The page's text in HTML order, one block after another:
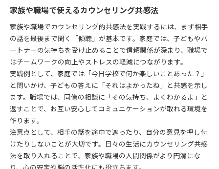
家族や職場で使えるカウンセリング共感法
家族や職場でカウンセリング的共感法を実践するには、まず相手
の話を最後まで聞く「傾聴」が基本です。家庭では、子どもやパ
ートナーの気持ちを受け止めることで信頼関係が深まり、職場で
はチームワークの向上やストレスの軽減につながります。
実践例として、家庭では「今日学校で何か楽しいことあった？」
と問いかけ、子どもの答えに「それはよかったね」と共感を示し
ます。職場では、同僚の相談に「その気持ち、よくわかるよ」と
返すことで、お互い安心してコミュニケーションが取れる環境を
作ります。
注意点として、相手の話を途中で遮ったり、自分の意見を押し付
けたりしないことが大切です。日々の生活にカウンセリング共感
法を取り入れることで、家族や職場の人間関係がより円滑にな